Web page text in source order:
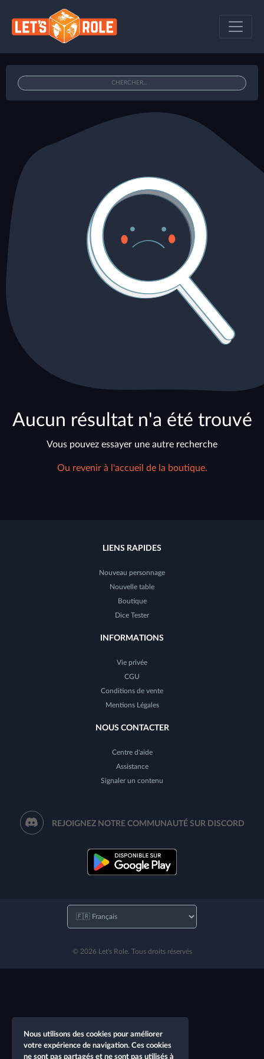
Aucun résultat n'a été trouvé
Vous pouvez essayer une autre recherche
Ou revenir à l'accueil de la boutique.
LIENS RAPIDES
Nouveau personnage
Nouvelle table
Boutique
Dice Tester
INFORMATIONS
Vie privée
CGU
Conditions de vente
Mentions Légales
NOUS CONTACTER
Centre d'aide
Assistance
Signaler un contenu
REJOIGNEZ NOTRE COMMUNAUTÉ SUR DISCORD
© 2026 Let's Role. Tous droits réservés
Nous utilisons des cookies pour améliorer
votre expérience de navigation. Ces cookies
ne sont pas partagés et ne sont pas utilisés à